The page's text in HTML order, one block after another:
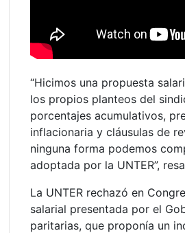
“Hicimos una propuesta
los propios planteos del
porcentajes acumulativos,
inflacionaria y cláusulas de
ninguna forma podemos
adoptada por la UNTER”,
La UNTER rechazó en
salarial presentada por el
paritarias, que proponía un